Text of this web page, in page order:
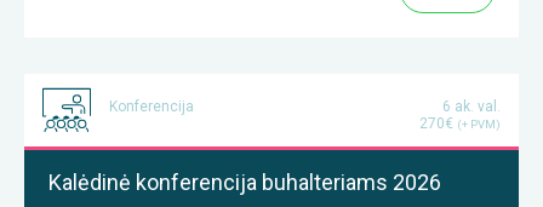
Konferencija
6 ak. val.
270€ (+ PVM)
Kalėdinė konferencija buhalteriams 2026